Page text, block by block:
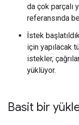
da çok parçalı
referansında
İstek
için yapılacak
istekler,
yüklüyor.
Basit bir